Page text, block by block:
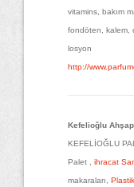
vitamins, bakım
fondöten, kalem,
losyon
http://
Kefelioğlu
KEFELİOĞLU
Palet , ihracat
makaraları,